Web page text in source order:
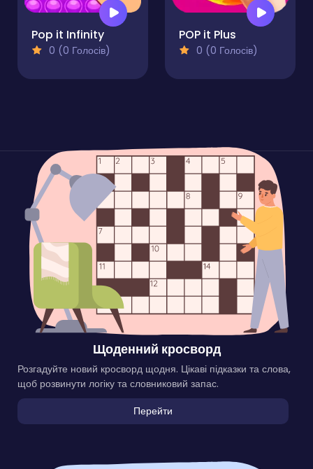
Pop it Infinity
0 (0 Голосів)
POP it Plus
0 (0 Голосів)
Щоденний кросворд
Розгадуйте новий кросворд щодня. Цікаві підказки та слова,
щоб розвинути логіку та словниковий запас.
Перейти